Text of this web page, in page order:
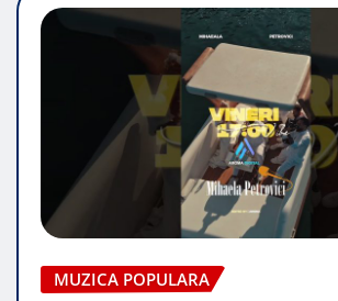
MUZICA POPULARA